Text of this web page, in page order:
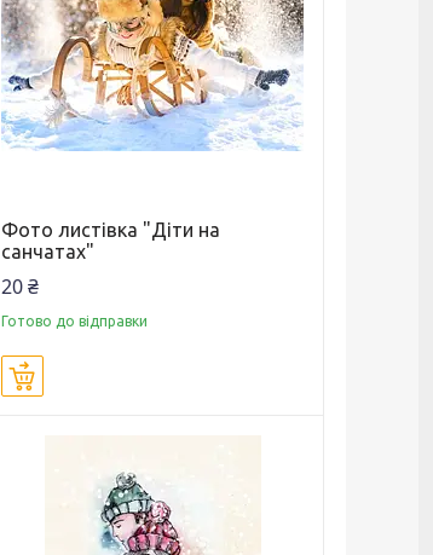
Фото листівка "Діти на
санчатах"
20 ₴
Готово до відправки